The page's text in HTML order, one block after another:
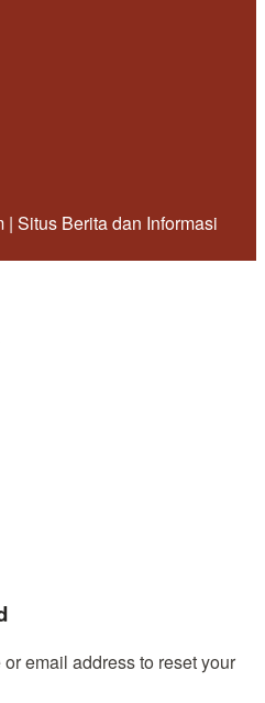
Situs Berita dan Informasi
email address to reset your